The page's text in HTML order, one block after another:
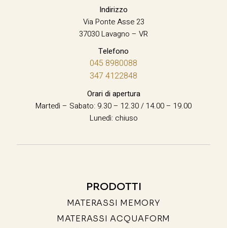
Indirizzo
Via Ponte Asse 23
37030 Lavagno – VR
Telefono
045 8980088
347 4122848
Orari di apertura
Martedì – Sabato: 9.30 – 12.30 / 14.00 – 19.00
Lunedì: chiuso
PRODOTTI
MATERASSI MEMORY
MATERASSI ACQUAFORM